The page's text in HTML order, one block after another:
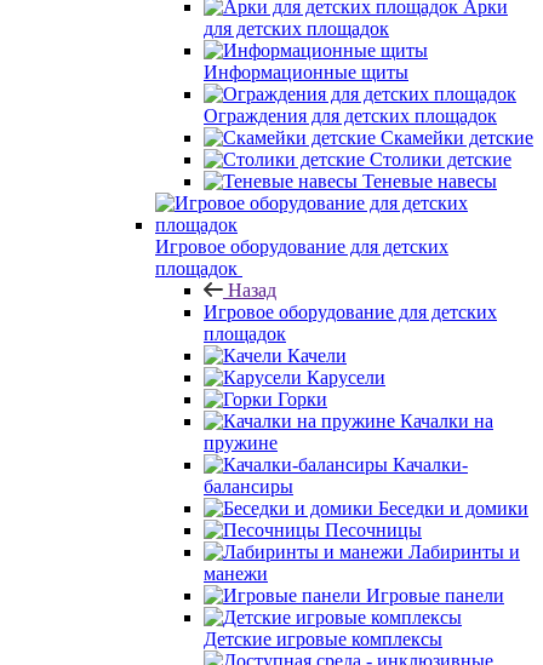
Арки
для детских площадок
Информационные щиты
Ограждения для детских площадок
Скамейки детские
Столики детские
Теневые навесы
Игровое оборудование для детских
площадок
Назад
Игровое оборудование для детских
площадок
Качели
Карусели
Горки
Качалки на
пружине
Качалки-
балансиры
Беседки и домики
Песочницы
Лабиринты и
манежи
Игровые панели
Детские игровые комплексы